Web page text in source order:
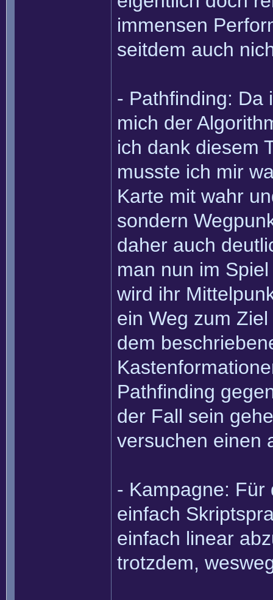
immensen
seitdem auch
- Pathfinding: Da
mich der
ich dank diesem
musste ich mir
Karte mit wahr
sondern
daher auch
man nun im
wird ihr
ein Weg zum
dem
Pathfinding
der Fall sein
versuchen einen
- Kampagne: Für
einfach
einfach linear
trotzdem,